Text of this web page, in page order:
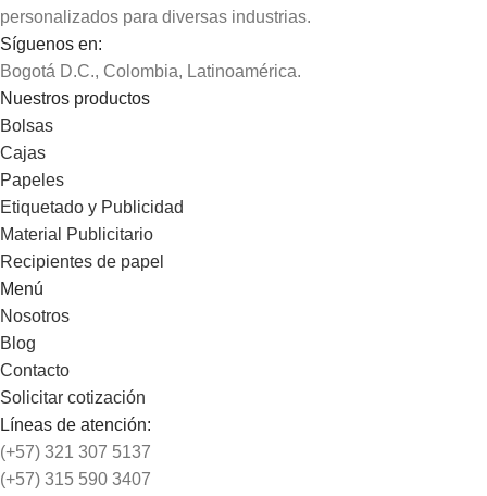
personalizados para diversas industrias.
Síguenos en:
Bogotá D.C., Colombia, Latinoamérica.
Nuestros productos
Bolsas
Cajas
Papeles
Etiquetado y Publicidad
Material Publicitario
Recipientes de papel
Menú
Nosotros
Blog
Contacto
Solicitar cotización
Líneas de atención:
(+57) 321 307 5137
(+57) 315 590 3407